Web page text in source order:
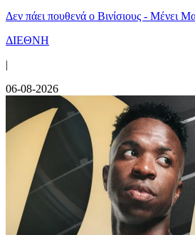
Δεν πάει πουθενά ο Βινίσιους - Μένει
ΔΙΕΘΝΗ
|
06-08-2026